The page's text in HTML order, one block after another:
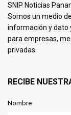
SNIP Noticias
Somos un medio
información y dato
para empresas,
privadas.
RECIBE
Nombre